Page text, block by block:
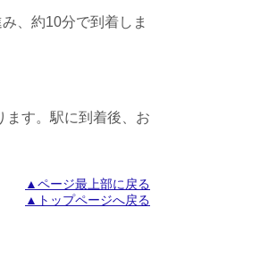
、約10分で到着しま
ます。駅に到着後、お
▲ページ最上部に戻る
▲トップページへ戻る